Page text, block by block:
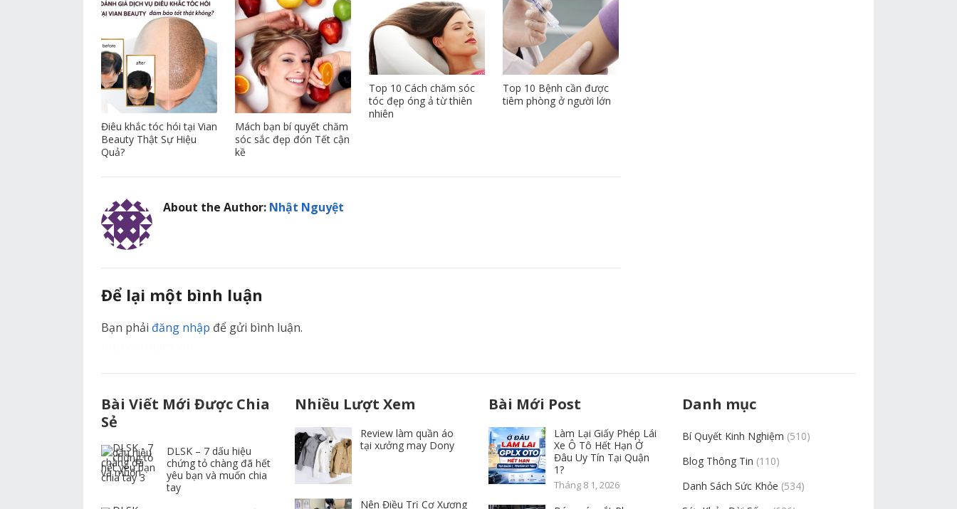
Điêu khắc tóc hói tại Vian
Beauty Thật Sự Hiệu
Quả?
Mách bạn bí quyết chăm
sóc sắc đẹp đón Tết cận
kề
Top 10 Cách chăm sóc
tóc đẹp óng ả từ thiên
nhiên
Top 10 Bệnh cần được
tiêm phòng ở người lớn
About the Author: Nhật Nguyệt
Để lại một bình luận
Bạn phải đăng nhập để gửi bình luận.
Bài Viết Mới Được Chia
Sẻ
DLSK – 7 dấu hiệu
chứng tỏ chàng đã hết
yêu bạn và muốn chia
tay
Nhiều Lượt Xem
Review làm quần áo
tại xưởng may Dony
Nên Điều Trị Cơ Xương
Bài Mới Post
Làm Lại Giấy Phép Lái
Xe Ô Tô Hết Hạn Ở
Đâu Uy Tín Tại Quận
1?
Tháng 8 1, 2026
Danh mục
Bí Quyết Kinh Nghiệm (510)
Blog Thông Tin (110)
Danh Sách Sức Khỏe (534)